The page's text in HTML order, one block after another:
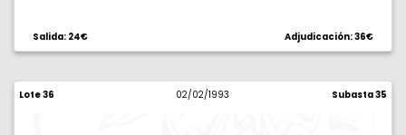
Salida: 24€ Adjudicación: 36€
Lote 36 02/02/1993 Subasta 35